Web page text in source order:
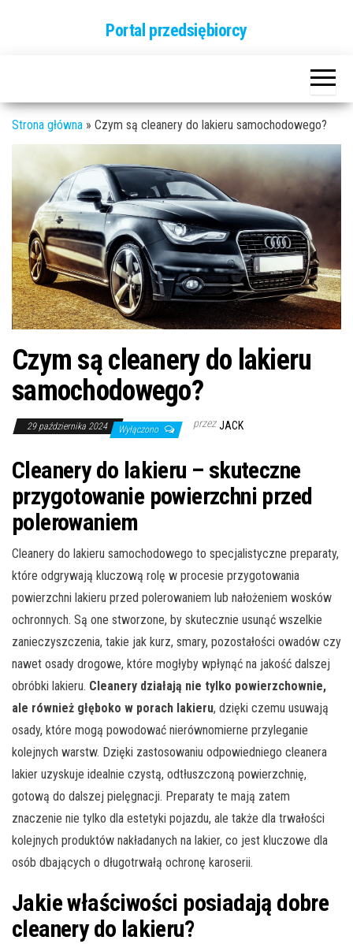
Portal przedsiębiorcy
Strona główna » Czym są cleanery do lakieru samochodowego?
Czym są cleanery do lakieru
samochodowego?
29 października 2024 Wyłączono przez JACK
Cleanery do lakieru – skuteczne
przygotowanie powierzchni przed
polerowaniem
Cleanery do lakieru samochodowego to specjalistyczne preparaty,
które odgrywają kluczową rolę w procesie przygotowania
powierzchni lakieru przed polerowaniem lub nałożeniem wosków
ochronnych. Są one stworzone, by skutecznie usunąć wszelkie
zanieczyszczenia, takie jak kurz, smary, pozostałości owadów czy
nawet osady drogowe, które mogłyby wpłynąć na jakość dalszej
obróbki lakieru. Cleanery działają nie tylko powierzchownie,
ale również głęboko w porach lakieru, dzięki czemu usuwają
osady, które mogą powodować nierównomierne przyleganie
kolejnych warstw. Dzięki zastosowaniu odpowiedniego cleanera
lakier uzyskuje idealnie czystą, odtłuszczoną powierzchnię,
gotową do dalszej pielęgnacji. Preparaty te mają zatem
znaczenie nie tylko dla estetyki pojazdu, ale także dla trwałości
kolejnych produktów nakładanych na lakier, co jest kluczowe dla
osób dbających o długotrwałą ochronę karoserii.
Jakie właściwości posiadają dobre
cleanery do lakieru?